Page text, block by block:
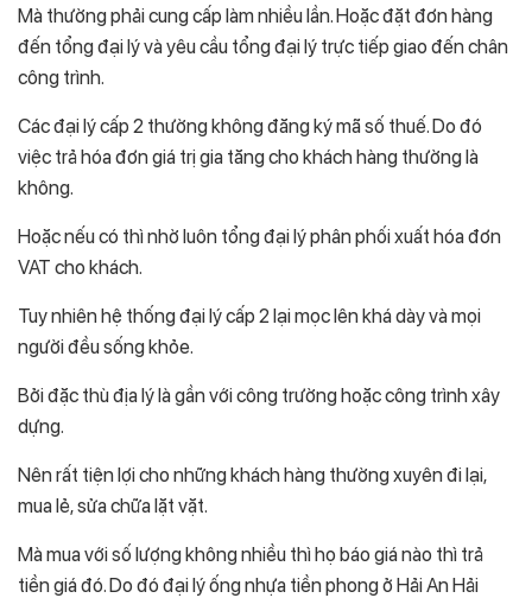
Mà thường phải cung cấp làm nhiều lần. Hoặc đặt đơn hàng
đến tổng đại lý và yêu cầu tổng đại lý trực tiếp giao đến chân
công trình.
Các đại lý cấp 2 thường không đăng ký mã số thuế. Do đó
việc trả hóa đơn giá trị gia tăng cho khách hàng thường là
không.
Hoặc nếu có thì nhờ luôn tổng đại lý phân phối xuất hóa đơn
VAT cho khách.
Tuy nhiên hệ thống đại lý cấp 2 lại mọc lên khá dày và mọi
người đều sống khỏe.
Bởi đặc thù địa lý là gần với công trường hoặc công trình xây
dựng.
Nên rất tiện lợi cho những khách hàng thường xuyên đi lại,
mua lẻ, sửa chữa lặt vặt.
Mà mua với số lượng không nhiều thì họ báo giá nào thì trả
tiền giá đó. Do đó đại lý ống nhựa tiền phong ở Hải An Hải